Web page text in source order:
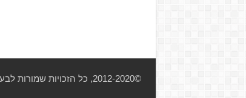
©2012-2020, כל הזכויות שמורות לבעלי האתר